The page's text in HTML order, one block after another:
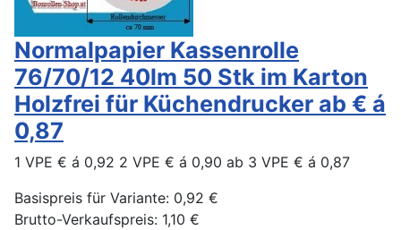
Normalpapier Kassenrolle
76/70/12 40lm 50 Stk im Karton
Holzfrei für Küchendrucker ab € á
0,87
1 VPE € á 0,92 2 VPE € á 0,90 ab 3 VPE € á 0,87
Basispreis für Variante: 0,92 €
Brutto-Verkaufspreis: 1,10 €